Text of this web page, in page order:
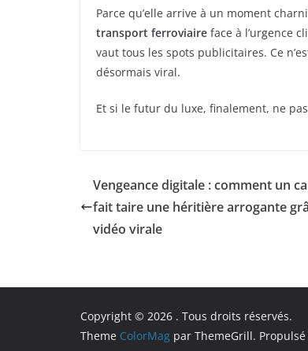
Parce qu’elle arrive à un moment
transport ferroviaire face à l’urgence
vaut tous les spots publicitaires. Ce
désormais viral.
Et si le futur du luxe, finalement, ne
Vengeance digitale : comment un
fait taire une héritière arrogante
vidéo virale
Copyright © 2026 . Tous droits réservés.
Theme ColorMag par ThemeGrill.